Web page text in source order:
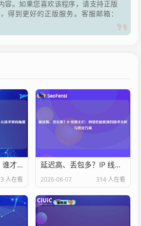
容。如果您喜欢该程序，请支持正版
得到更好的正版服务。客服邮箱：
静态 IP vs 动态 IP：谁才是业务神器？——从技术架构角度深度剖析
人在看
延迟高、丢包多？IP 线路太烂：网络性能瓶颈的技术分析与优化方案
2026-08-07 314 人在看